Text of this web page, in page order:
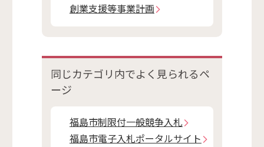
創業支援等事業計画
同じカテゴリ内でよく見られるペ
ージ
福島市制限付一般競争入札
福島市電子入札ポータルサイト